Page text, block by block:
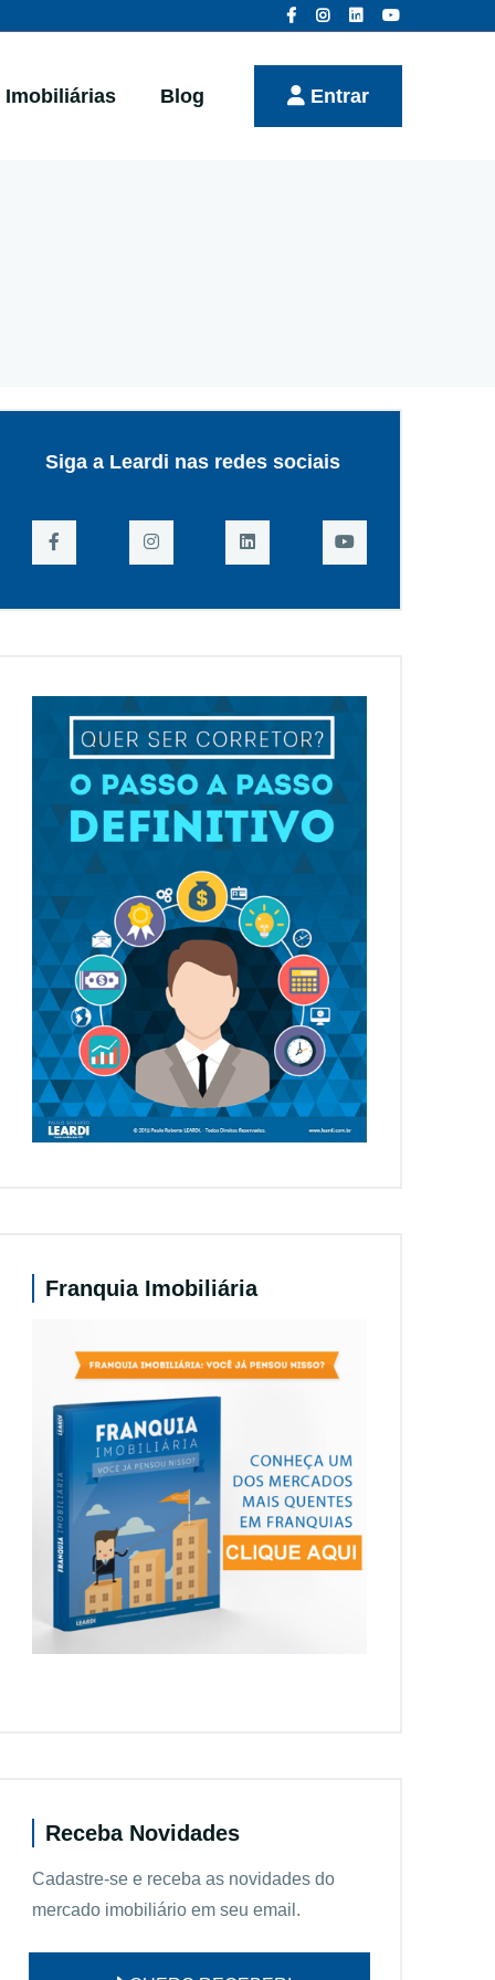
Imobiliárias Blog Entrar
Siga a Leardi nas redes sociais
Franquia Imobiliária
Receba Novidades
Cadastre-se e receba as novidades do
mercado imobiliário em seu email.